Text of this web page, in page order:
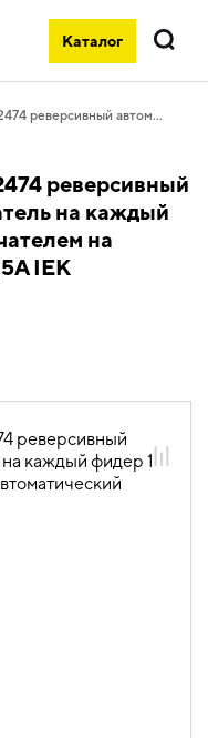
Каталог
Поиск
Ящик управления Я5411-2474 реверсивный автоматический выключатель на каждый фидер 1 фидер с переключателем на автоматический режим 2,5А IEK
реверсивный
на каждый
на
IEK